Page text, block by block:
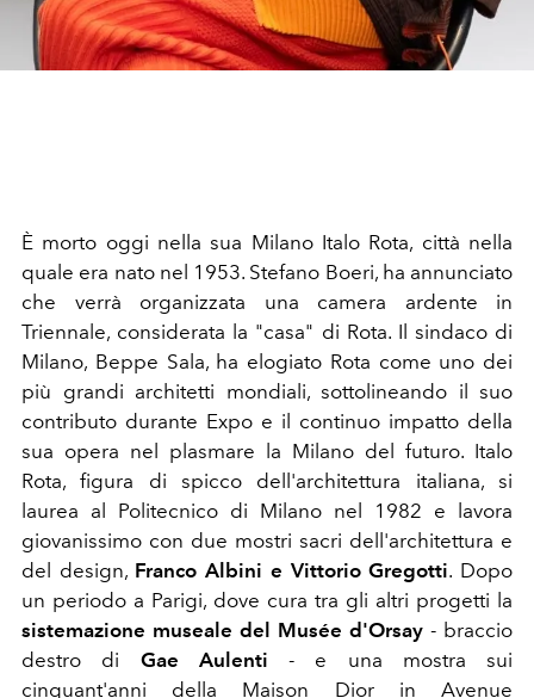
È morto oggi nella sua Milano Italo Rota, città nella
quale era nato nel 1953. Stefano Boeri, ha annunciato
che verrà organizzata una camera ardente in
Triennale, considerata la "casa" di Rota. Il sindaco di
Milano, Beppe Sala, ha elogiato Rota come uno dei
più grandi architetti mondiali, sottolineando il suo
contributo durante Expo e il continuo impatto della
sua opera nel plasmare la Milano del futuro. Italo
Rota, figura di spicco dell'architettura italiana, si
laurea al Politecnico di Milano nel 1982 e lavora
giovanissimo con due mostri sacri dell'architettura e
del design, Franco Albini e Vittorio Gregotti. Dopo
un periodo a Parigi, dove cura tra gli altri progetti la
sistemazione museale del Musée d'Orsay - braccio
destro di Gae Aulenti - e una mostra sui
cinquant'anni della Maison Dior in Avenue